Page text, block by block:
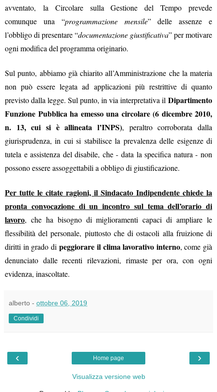
avventato, la Circolare sulla Gestione del Tempo prevede
comunque una “programmazione mensile” delle assenze e
l’obbligo di presentare “documentazione giustificativa” per motivare
ogni modifica del programma originario.
Sul punto, abbiamo già chiarito all’Amministrazione che la materia
non può essere legata ad applicazioni più restrittive di quanto
previsto dalla legge. Sul punto, in via interpretativa il Dipartimento
Funzione Pubblica ha emesso una circolare (6 dicembre 2010,
n. 13, cui si è allineata l’INPS), peraltro corroborata dalla
giurisprudenza, in cui si stabilisce la prevalenza delle esigenze di
tutela e assistenza del disabile, che - data la specifica natura - non
possono essere assoggettabili a obbligo di giustificazione.
Per tutte le citate ragioni, il Sindacato Indipendente chiede la
pronta convocazione di un incontro sul tema dell’orario di
lavoro, che ha bisogno di miglioramenti capaci di ampliare le
flessibilità del personale, piuttosto che di ostacoli alla fruizione di
diritti in grado dipeggiorare il clima lavorativo interno, come già
denunciato dalle recenti rilevazioni, rimaste per ora, con ogni
evidenza, inascoltate.
alberto - ottobre 06, 2019
Condividi
‹ ›
Home page
Visualizza versione web